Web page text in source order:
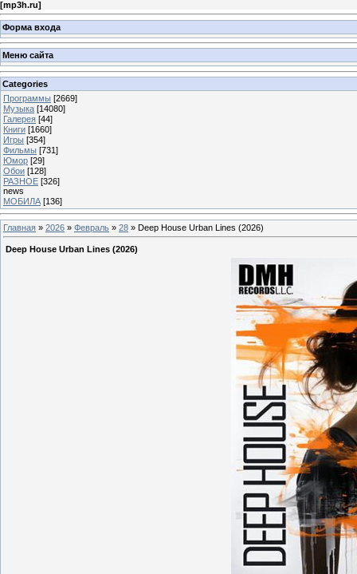
[mp3h.ru]
Форма входа
Меню сайта
Categories
Программы [2669]
Музыка [14080]
Галерея [44]
Книги [1660]
Игры [354]
Фильмы [731]
Юмор [29]
Обои [128]
РАЗНОЕ [326]
news
МОБИЛА [136]
Главная » 2026 » Февраль » 28 » Deep House Urban Lines (2026)
Deep House Urban Lines (2026)